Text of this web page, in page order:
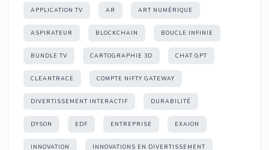
APPLICATION TV AR ART NUMÉRIQUE
ASPIRATEUR BLOCKCHAIN BOUCLE INFINIE
BUNDLE TV CARTOGRAPHIE 3D CHAT GPT
CLEANTRACE COMPTE NIFTY GATEWAY
DIVERTISSEMENT INTERACTIF DURABILITÉ
DYSON EDF ENTREPRISE EXAION
INNOVATION INNOVATIONS EN DIVERTISSEMENT